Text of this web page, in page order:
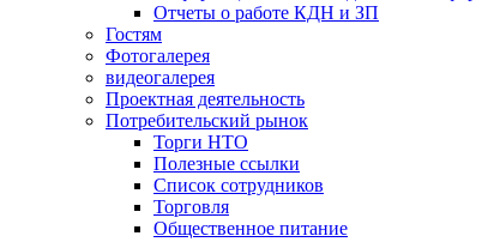
Отчеты о работе КДН и ЗП
Гостям
Фотогалерея
видеогалерея
Проектная деятельность
Потребительский рынок
Торги НТО
Полезные ссылки
Список сотрудников
Торговля
Общественное питание